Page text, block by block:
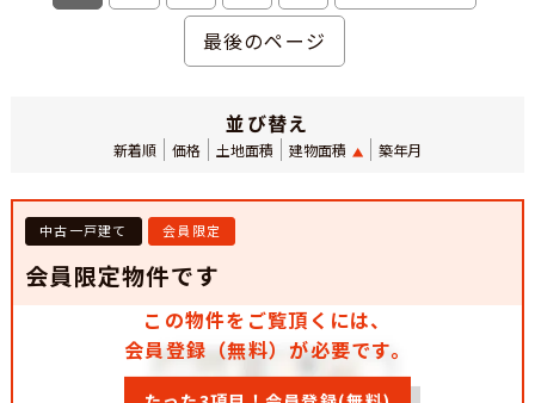
最後のページ
並び替え
新着順 価格 土地面積 建物面積 築年月
中古一戸建て 会員限定
会員限定物件です
この物件をご覧頂くには、
会員登録（無料）が必要です。